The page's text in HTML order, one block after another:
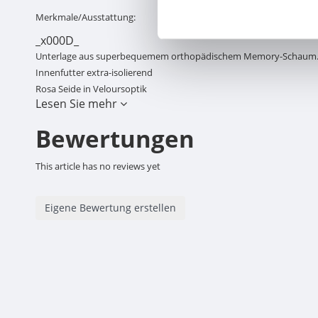
Merkmale/Ausstattung:
_x000D_
Unterlage aus superbequemem orthopädischem Memory-
Innenfutter extra-isolierend
Rosa Seide in Veloursoptik
Superplüsch-Teddy-Stil
Wasser- und schmutzabweisend
Lesen Sie mehr
Bewertungen
This article has no reviews yet
Eigene Bewertung erstellen